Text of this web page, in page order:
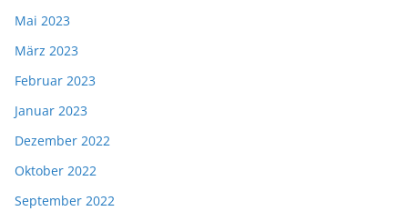
Mai 2023
März 2023
Februar 2023
Januar 2023
Dezember 2022
Oktober 2022
September 2022